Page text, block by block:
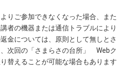
りご参加できなくなった場合、また
者の機器または通信トラブルにより
金については、原則として無しとさ
次回の「さまらさの台所」 Webク
替えることが可能な場合もあります